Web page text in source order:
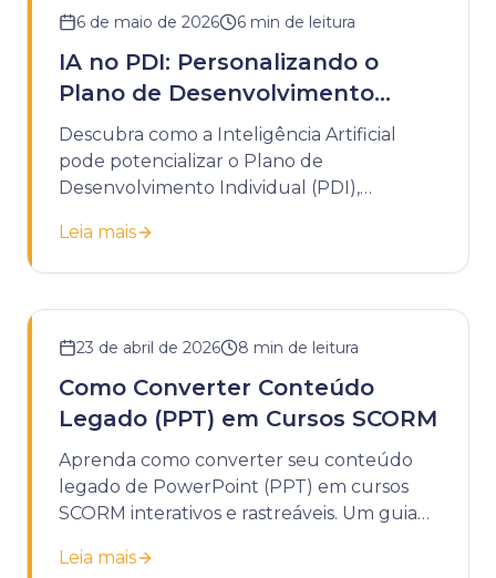
6 de maio de 2026 6 min de leitura
IA no PDI: Personalizando o
Plano de Desenvolvimento
Individual
Descubra como a Inteligência Artificial
pode potencializar o Plano de
Desenvolvimento Individual (PDI),
estratégico.
Leia mais
23 de abril de 2026 8 min de leitura
Como Converter Conteúdo
Legado (PPT) em Cursos SCORM
Aprenda como converter seu conteúdo
legado de PowerPoint (PPT) em cursos
SCORM interativos e rastreáveis. Um guia
treinamento corporativo.
Leia mais